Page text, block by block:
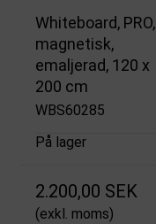
Whiteboard, PRO,
magnetisk,
emaljerad, 120 x
200 cm
WBS60285
På lager
2.200,00 SEK
(exkl. moms)